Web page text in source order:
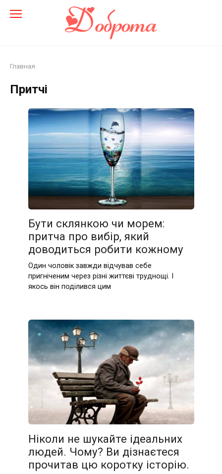
Главная
Притчі
Бути склянкою чи морем:
притча про вибір, який
доводиться робити кожному
Один чоловік завжди відчував себе
пригніченим через різні життєві труднощі. І
якось він поділився цим
Ніколи не шукайте ідеальних
людей. Чому? Ви дізнаєтеся
прочитав цю коротку історію.